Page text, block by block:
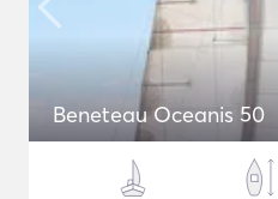
Beneteau Oceanis 50